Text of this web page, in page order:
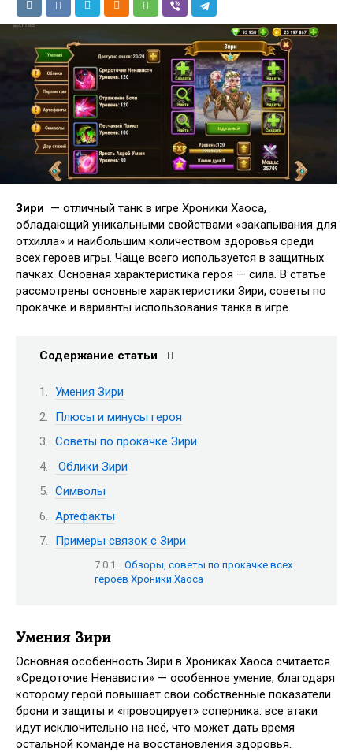
Зири — отличный танк в игре Хроники Хаоса,
обладающий уникальными свойствами «закапывания для
отхилла» и наибольшим количеством здоровья среди
всех героев игры. Чаще всего используется в защитных
пачках. Основная характеристика героя — сила. В статье
рассмотрены основные характеристики Зири, советы по
прокачке и варианты использования танка в игре.
Содержание статьи
Умения Зири
Плюсы и минусы героя
Советы по прокачке Зири
Облики Зири
Символы
Артефакты
Примеры связок с Зири
Обзоры, советы по прокачке всех
героев Хроники Хаоса
Умения Зири
Основная особенность Зири в Хрониках Хаоса считается
«Средоточие Ненависти» — особенное умение, благодаря
которому герой повышает свои собственные показатели
брони и защиты и «провоцирует» соперника: все атаки
идут исключительно на неё, что может дать время
остальной команде на восстановления здоровья.